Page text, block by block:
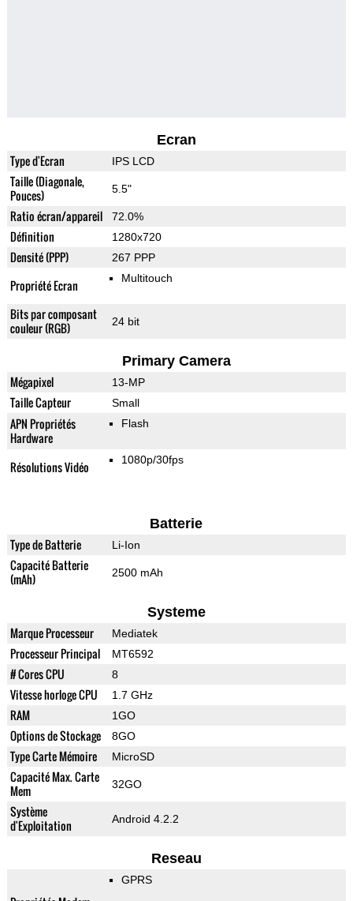
Ecran
Type d'Ecran IPS LCD
Taille (Diagonale,
Pouces)
5.5"
Ratio écran/appareil 72.0%
Définition 1280x720
Densité (PPP) 267 PPP
Propriété Ecran Multitouch
Bits par composant
couleur (RGB)
24 bit
Primary Camera
Mégapixel 13-MP
Taille Capteur Small
APN Propriétés
Hardware
Flash
Résolutions Vidéo 1080p/30fps
Batterie
Type de Batterie Li-Ion
Capacité Batterie
(mAh)
2500 mAh
Systeme
Marque Processeur Mediatek
Processeur Principal MT6592
# Cores CPU 8
Vitesse horloge CPU 1.7 GHz
RAM 1GO
Options de Stockage 8GO
Type Carte Mémoire MicroSD
Capacité Max. Carte
Mem
32GO
Système
d'Exploitation
Android 4.2.2
Reseau
GPRS